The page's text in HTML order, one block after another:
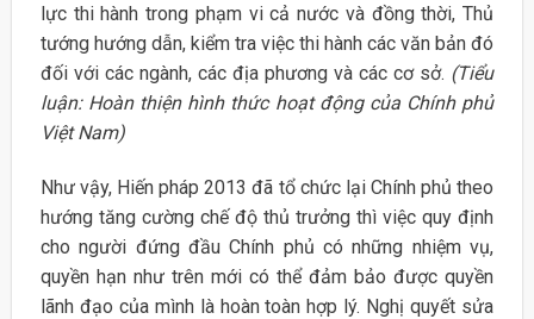
lực thi hành trong phạm vi cả nước và đồng thời, Thủ
tướng hướng dẫn, kiểm tra việc thi hành các văn bản đó
đối với các ngành, các địa phương và các cơ sở. (Tiểu
luận: Hoàn thiện hình thức hoạt động của Chính phủ
Việt Nam)
Như vậy, Hiến pháp 2013 đã tổ chức lại Chính phủ theo
hướng tăng cường chế độ thủ trưởng thì việc quy định
cho người đứng đầu Chính phủ có những nhiệm vụ,
quyền hạn như trên mới có thể đảm bảo được quyền
lãnh đạo của mình là hoàn toàn hợp lý. Nghị quyết sửa